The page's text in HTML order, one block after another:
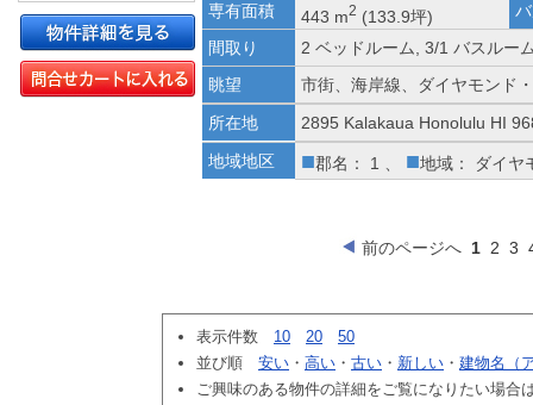
専有面積
443 m2 (133.9坪)
間取り
2 ベッドルーム, 3/1 バスルー
眺望
市街、海岸線、ダイヤモンド
所在地
2895 Kalakaua Honolulu HI
地域地区
■郡名： 1 、 ■地域： ダイヤ
前のページへ 1 2 3
表示件数 10 20
50
並び順 安い ・ 高い ・ 古い ・ 新しい ・ 建物名（
ご興味のある物件の詳細をご覧になりたい場合